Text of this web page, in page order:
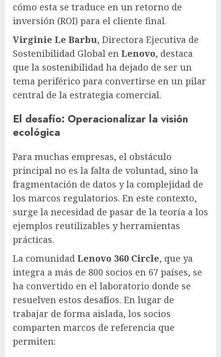
cómo esta se traduce en un retorno de
inversión (ROI) para el cliente final.
Virginie Le Barbu, Directora Ejecutiva de
Sostenibilidad Global en Lenovo, destaca
que la sostenibilidad ha dejado de ser un
tema periférico para convertirse en un pilar
central de la estrategia comercial.
El desafío: Operacionalizar la visión
ecológica
Para muchas empresas, el obstáculo
principal no es la falta de voluntad, sino la
fragmentación de datos y la complejidad de
los marcos regulatorios. En este contexto,
surge la necesidad de pasar de la teoría a los
ejemplos reutilizables y herramientas
prácticas.
La comunidad Lenovo 360 Circle, que ya
integra a más de 800 socios en 67 países, se
ha convertido en el laboratorio donde se
resuelven estos desafíos. En lugar de
trabajar de forma aislada, los socios
comparten marcos de referencia que
permiten: